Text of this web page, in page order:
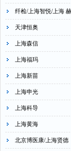
纤检/上海智悦/上海
天津恒奥
上海森信
上海福玛
上海新苗
上海申光
上海科导
上海黄海
北京博医康/上海贤德